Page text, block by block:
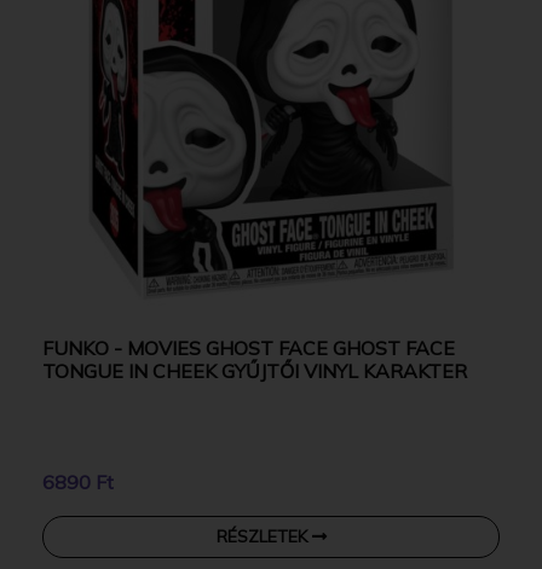
FUNKO - MOVIES GHOST FACE GHOST FACE
TONGUE IN CHEEK GYŰJTŐI VINYL KARAKTER
6890 Ft
RÉSZLETEK